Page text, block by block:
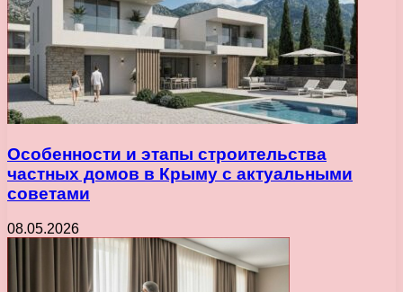
Особенности и этапы строительства
частных домов в Крыму с актуальными
советами
08.05.2026